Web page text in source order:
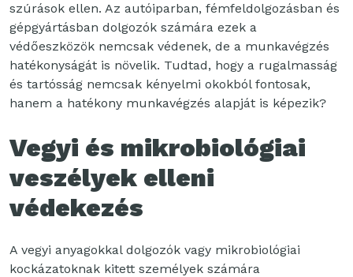
szúrások ellen. Az autóiparban, fémfeldolgozásban és
gépgyártásban dolgozók számára ezek a
védőeszközök nemcsak védenek, de a munkavégzés
hatékonyságát is növelik. Tudtad, hogy a rugalmasság
és tartósság nemcsak kényelmi okokból fontosak,
hanem a hatékony munkavégzés alapját is képezik?
Vegyi és mikrobiológiai
veszélyek elleni
védekezés
A vegyi anyagokkal dolgozók vagy mikrobiológiai
kockázatoknak kitett személyek számára